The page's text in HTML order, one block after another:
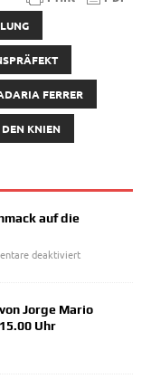
FERRER
KNIEN
auf die
deaktiviert
Jorge Mario
Uhr